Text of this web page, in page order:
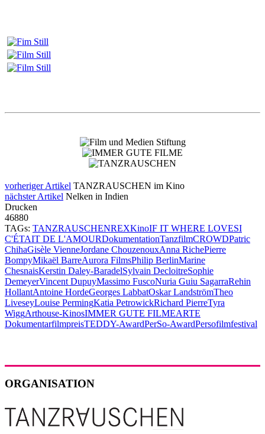
vorheriger Artikel TANZRAUSCHEN im Kino
nächster Artikel Nelken in Indien
Drucken
46880
TAGs: TANZRAUSCHENREXKinoIF IT WHERE LOVESI
C'ÉTAIT DE L'AMOURDokumentationTanzfilmCROWDPatric
ChihaGisèle VienneJordane ChouzenouxAnna RichePierre
BompyMikaël BarreAurora FilmsPhilip BerlinMarine
ChesnaisKerstin Daley-BaradelSylvain DecloitreSophie
DemeyerVincent DupuyMassimo FuscoNuria Guiu SagarraRehin
HollantAntoine HordeGeorges LabbatOskar LandströmTheo
LiveseyLouise PermingKatia PetrowickRichard PierreTyra
WiggArthouse-KinosIMMER GUTE FILMEARTE
DokumentarfilmpreisTEDDY-AwardPerSo-AwardPersofilmfestival
ORGANISATION